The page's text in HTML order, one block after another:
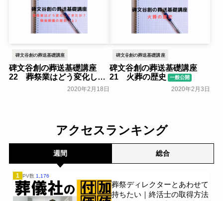
碑文谷創の葬送基礎講座
碑文谷創の葬送基礎講座
22 葬祭業はどう変化して
きたか？ 戦後葬儀の歴史
2020年2月18日
碑文谷創の葬送基礎講座
碑文谷創の葬送基礎講座
21 火葬の歴史
一般公開
2020年2月3日
アクセスランキング
週間 総合
1 PV数 1,176
葬祭ディレクターとあわせて
持ちたい｜終活士の取得方法